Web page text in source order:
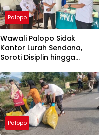
Palopo
Wawali Palopo Sidak
Kantor Lurah Sendana,
Soroti Disiplin hingga
Palopo